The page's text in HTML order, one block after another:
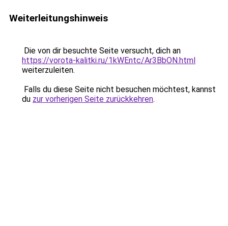
Weiterleitungshinweis
Die von dir besuchte Seite versucht, dich an
https://vorota-kalitki.ru/1kWEntc/Ar3BbON.html
weiterzuleiten.
Falls du diese Seite nicht besuchen möchtest, kannst
du zur vorherigen Seite zurückkehren.